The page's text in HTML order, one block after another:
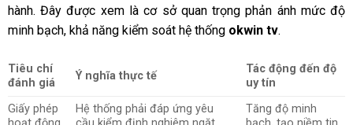
hành. Đây được xem là cơ sở quan trọng phản ánh mức độ
minh bạch, khả năng kiểm soát hệ thống okwin tv.
Tiêu chí
đánh giá
Ý nghĩa thực tế
Tác động đến độ
uy tín
Giấy phép
Hệ thống phải đáp ứng yêu
Tăng độ minh